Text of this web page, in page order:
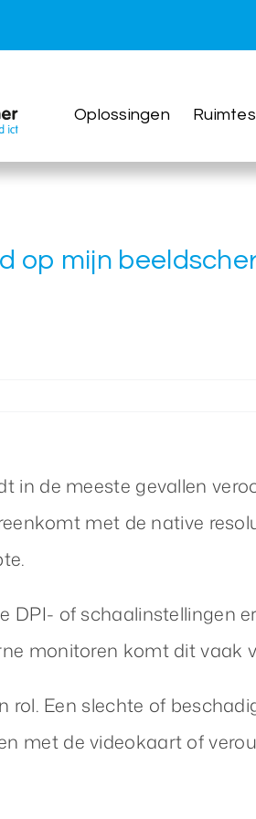
Oplossingen Ruimtes
op mijn
in de meeste gevallen
met de native
DPI- of schaalinstellingen
monitoren komt dit vaak
rol. Een slechte of
met de videokaart of